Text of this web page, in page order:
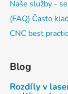
Naše služby -
(FAQ) Často
CNC best
Blog
Rozdíly v